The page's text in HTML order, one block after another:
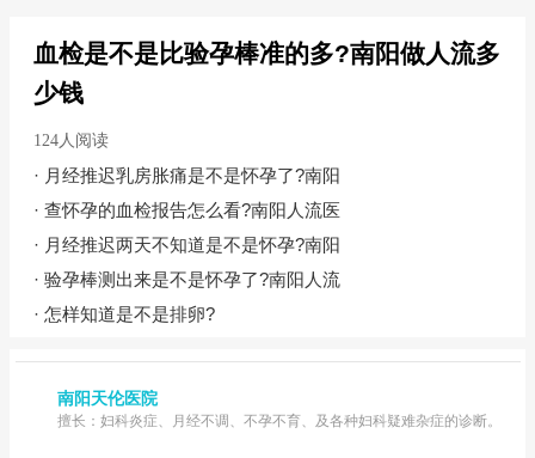
血检是不是比验孕棒准的多?南阳做人流多
少钱
124人阅读
· 月经推迟乳房胀痛是不是怀孕了?南阳
· 查怀孕的血检报告怎么看?南阳人流医
· 月经推迟两天不知道是不是怀孕?南阳
· 验孕棒测出来是不是怀孕了?南阳人流
· 怎样知道是不是排卵?
南阳天伦医院
擅长：妇科炎症、月经不调、不孕不育、及各种妇科疑难杂症的诊断。